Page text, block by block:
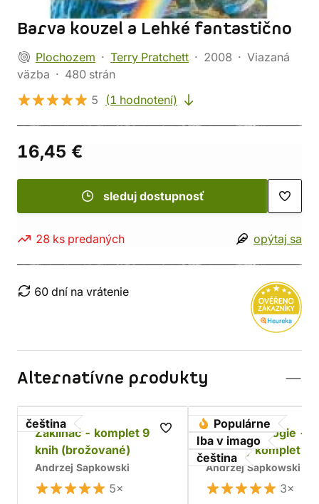
Barva kouzel a Lehké fantastično
Plochozem Terry Pratchett 2008
Viazaná
väzba
480 strán
5
(1 hodnotení)
16,45 €
sleduj dostupnosť
28 ks predaných opýtaj sa
60 dní na vrátenie
Alternatívne produkty
čeština
Zaklínač - komplet 9
knih (brožované)
Andrzej Sapkowski
5×
Populárne
Iba v imago
čeština
Husitská trilogie -
dárkový komplet
Andrzej Sapkowski
3×